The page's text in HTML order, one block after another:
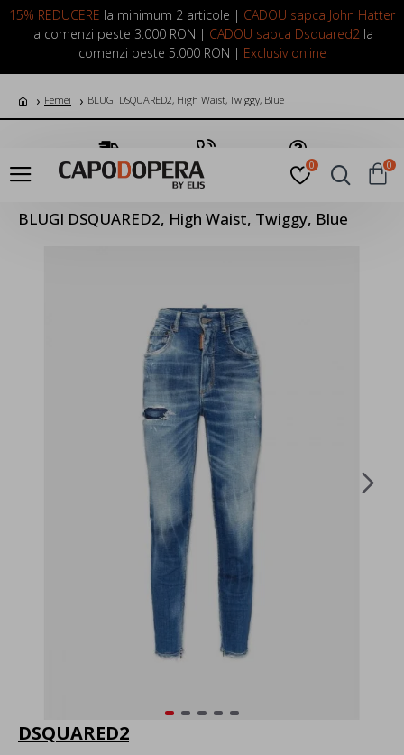
15% REDUCERE la minimum 2 articole | CADOU sapca John Hatter
la comenzi peste 3.000 RON | CADOU sapca Dsquared2 la
comenzi peste 5.000 RON | Exclusiv online
LOGIN INREGISTRARE
0 0
Femei BLUGI DSQUARED2, High Waist, Twiggy, Blue
Transport Gratuit Suna Acum Pune o Intrebare
BLUGI DSQUARED2, High Waist, Twiggy, Blue
DSQUARED2